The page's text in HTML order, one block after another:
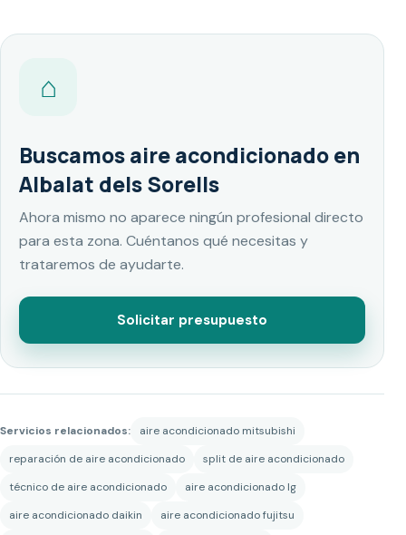
⌂
Buscamos aire acondicionado en
Albalat dels Sorells
Ahora mismo no aparece ningún profesional directo
para esta zona. Cuéntanos qué necesitas y
trataremos de ayudarte.
Solicitar presupuesto
Servicios relacionados:
aire acondicionado mitsubishi
reparación de aire acondicionado
split de aire acondicionado
técnico de aire acondicionado
aire acondicionado lg
aire acondicionado daikin
aire acondicionado fujitsu